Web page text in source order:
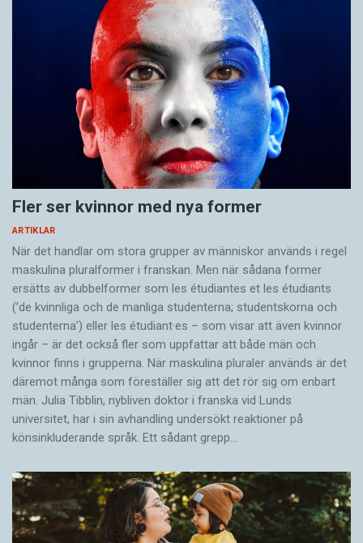
Fler ser kvinnor med nya former
ARTIKLAR
När det handlar om stora grupper av människor används i regel
maskulina pluralformer i franskan. Men när sådana ­former
ersätts av dubbel­former som les étudiantes et les étudiants
(’de kvinnliga och de manliga studenterna; studentskorna och
studenterna’) eller les étudiant·es – som visar att även kvinnor
ingår – är det också fler som uppfattar att både män och
kvinnor finns i grupperna. När maskulina pluraler används är det
där­emot många som föreställer sig att det rör sig om enbart
män. Julia Tibblin, nybliven doktor i franska vid Lunds
universitet, har i sin avhandling undersökt reaktioner på
könsinkluderande språk. Ett sådant grepp…